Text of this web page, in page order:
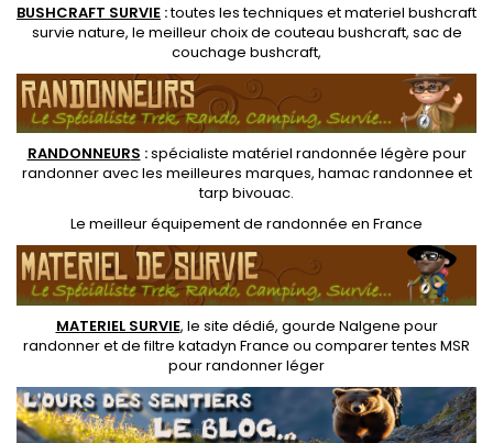
BUSHCRAFT SURVIE :toutes les techniques etmateriel bushcraft
survie nature, le meilleur choix de couteau bushcraft, sac de
couchage bushcraft,
RANDONNEURS :spécialiste matériel randonnée légère pour
randonner avec les meilleures marques, hamac randonnee et
tarp bivouac.
Le meilleur équipement de randonnée en France
MATERIEL SURVIE, le site dédié, gourde Nalgene pour
randonneret defiltre katadyn France ou comparer tentes MSR
pour randonner léger